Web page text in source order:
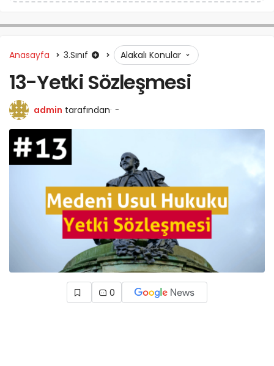
Anasayfa 3.Sınıf Alakalı Konular
13-Yetki Sözleşmesi
admin tarafından -
0